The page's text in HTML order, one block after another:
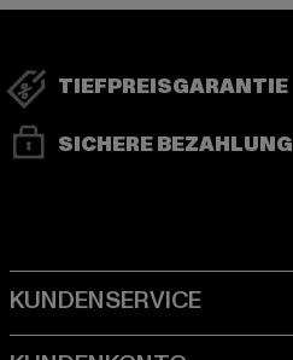
TIEFPREISGARANTIE
SICHERE BEZAHLUNG